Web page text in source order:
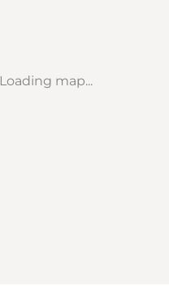
Loading map...